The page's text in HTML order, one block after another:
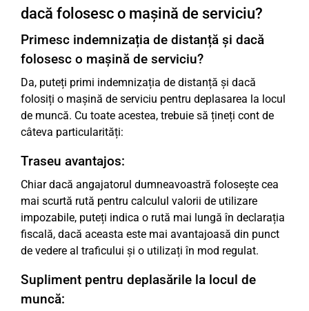
dacă folosesc o mașină de serviciu?
Primesc indemnizația de distanță și dacă
folosesc o mașină de serviciu?
Da, puteți primi indemnizația de distanță și dacă
folosiți o mașină de serviciu pentru deplasarea la locul
de muncă. Cu toate acestea, trebuie să țineți cont de
câteva particularități:
Traseu avantajos:
Chiar dacă angajatorul dumneavoastră folosește cea
mai scurtă rută pentru calculul valorii de utilizare
impozabile, puteți indica o rută mai lungă în declarația
fiscală, dacă aceasta este mai avantajoasă din punct
de vedere al traficului și o utilizați în mod regulat.
Supliment pentru deplasările la locul de
muncă: